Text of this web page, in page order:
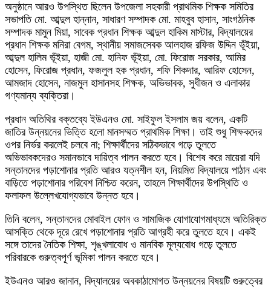
অনুষ্ঠানে আরও উপস্থিত ছিলেন উপজেলা সহকারী প্রাথমিক শিক্ষক সমিতির
সভাপতি মো. আব্দুল হান্নান, সাধারণ সম্পাদক মো. মাহবুব হাসান, সাংগঠনিক
সম্পাদক মামুন মিয়া, সাবেক প্রধান শিক্ষক আব্দুল হাকিম মাস্টার, বিদ্যালয়ের
প্রধান শিক্ষক মনিরা বেগম, স্থানীয় সমাজসেবক আলহাজ রফিজ উদ্দিন ভূঁইয়া,
আব্দুল হালিম ভূঁইয়া, হাজী মো. হানিফ ভূঁইয়া, মো. ফিরোজ সরকার, আমির
হোসেন, ফিরোজ প্রধান, ফজলুল হক প্রধান, শফি শিকদার, আরিফ হোসেন,
আমজাদ হোসেন, নাজমুল হাসানসহ শিক্ষক, অভিভাবক, সুধীজন ও এলাকার
গণ্যমান্য ব্যক্তিরা।
প্রধান অতিথির বক্তব্যে ইউএনও মো. সাইফুল ইসলাম জয় বলেন, একটি
জাতির উন্নয়নের ভিত্তি হলো মানসম্মত প্রাথমিক শিক্ষা। তাই শুধু শিক্ষকদের
ওপর নির্ভর করলেই চলবে না; শিক্ষার্থীদের সঠিকভাবে গড়ে তুলতে
অভিভাবকদেরও সমানভাবে দায়িত্ব পালন করতে হবে। বিশেষ করে মায়েরা যদি
সন্তানদের পড়াশোনার প্রতি আরও যত্নশীল হন, নিয়মিত বিদ্যালয়ে পাঠান এবং
বাড়িতে পড়াশোনার পরিবেশ নিশ্চিত করেন, তাহলে শিক্ষার্থীদের উপস্থিতি ও
ফলাফল উল্লেখযোগ্যভাবে উন্নত হবে।
তিনি বলেন, সন্তানদের মোবাইল ফোন ও সামাজিক যোগাযোগমাধ্যমে অতিরিক্ত
আসক্তি থেকে দূরে রেখে পড়াশোনার প্রতি আগ্রহী করে তুলতে হবে। একই
সঙ্গে তাদের নৈতিক শিক্ষা, শৃঙ্খলাবোধ ও মানবিক মূল্যবোধ গড়ে তুলতে
পরিবারকে গুরুত্বপূর্ণ ভূমিকা পালন করতে হবে।
ইউএনও আরও জানান, বিদ্যালয়ের অবকাঠামোগত উন্নয়নের বিষয়টি গুরুত্বের